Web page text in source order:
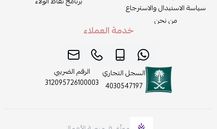
سياسة الاستبدال والاسترجاع
من نحن
خدمة العملاء
السجل التجاري
4030547197
الرقم الضريبي
312095726100003